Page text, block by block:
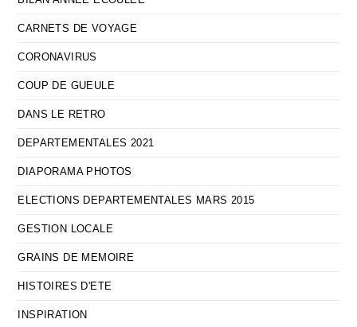
CARNETS DE VOYAGE
CORONAVIRUS
COUP DE GUEULE
DANS LE RETRO
DEPARTEMENTALES 2021
DIAPORAMA PHOTOS
ELECTIONS DEPARTEMENTALES MARS 2015
GESTION LOCALE
GRAINS DE MEMOIRE
HISTOIRES D'ETE
INSPIRATION